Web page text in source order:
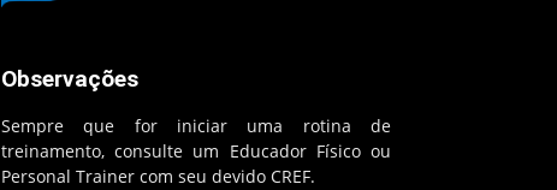
Observações
Sempre que for iniciar uma rotina de
treinamento, consulte um Educador Físico ou
Personal Trainer com seu devido CREF.